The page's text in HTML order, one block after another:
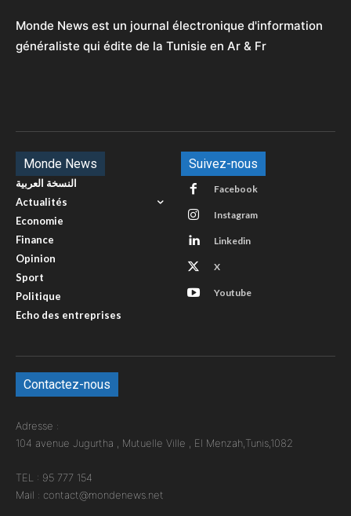
Monde News est un journal électronique d'information
généraliste qui édite de la Tunisie en Ar & Fr
Monde News
النسخة العربية
Actualités
Economie
Finance
Opinion
Sport
Politique
Echo des entreprises
Suivez-nous
Facebook
Instagram
Linkedin
X
Youtube
Contactez-nous
Adresse :
104 avenue Jugurtha , Mutuelle Ville , El Menzah,Tunis,1082
TEL : 95 777 154
Mail : contact@mondenews.net